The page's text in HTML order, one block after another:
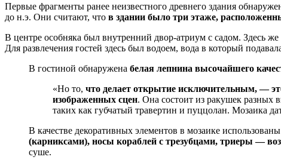
Первые фрагменты ранее неизвестного древнего здания
до н.э. Они считают, что в здании было три этаже,
В центре особняка был внутренний двор-атриум с садом. Здесь же
Для развлечения гостей здесь был водоем, вода в который
В гостиной обнаружена белая лепнина высочайшего
«Но то, что делает открытие исключительным, —
изображенных сцен. Она состоит из ракушек разных
таких как губчатый травертин и пуццолан. Мозаика
В качестве декоративных элементов в мозаике
(карниксами), носы кораблей с трезубцами, триеры —
суше.